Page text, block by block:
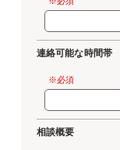
連絡可能な時間帯
※必須
相談概要